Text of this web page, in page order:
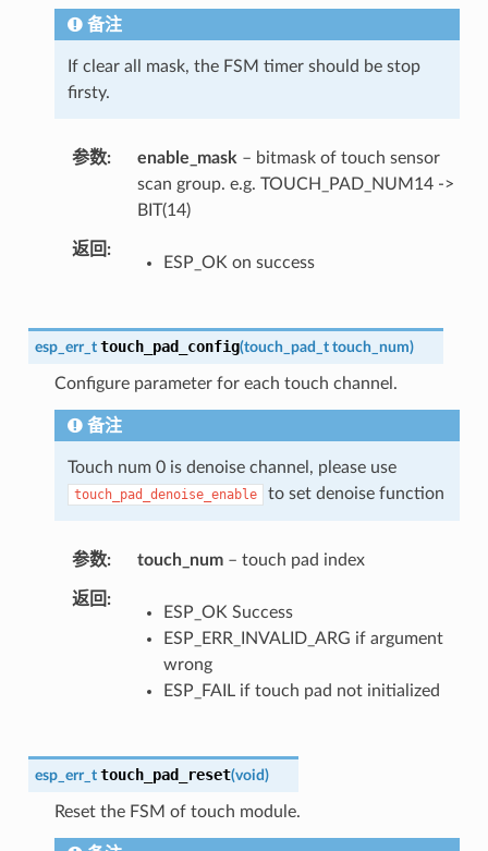
备注
If clear all mask, the FSM timer should be stop
firsty.
参数 enable_mask – bitmask of touch sensor
scan group. e.g. TOUCH_PAD_NUM14 ->
BIT(14)
返回
ESP_OK on success
esp_err_t touch_pad_config(touch_pad_t touch_num)
Configure parameter for each touch channel.
备注
Touch num 0 is denoise channel, please use
touch_pad_denoise_enable to set denoise function
参数 touch_num– touch pad index
返回
ESP_OK Success
ESP_ERR_INVALID_ARG if argument
wrong
ESP_FAIL if touch pad not initialized
esp_err_t touch_pad_reset(void)
Reset the FSM of touch module.